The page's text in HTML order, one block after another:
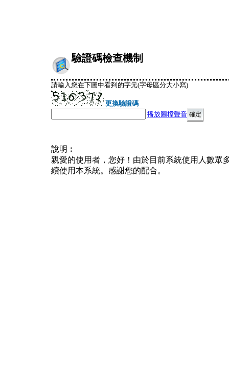
驗證碼檢查機制
請輸入您在下圖中看到的字元(字母區分大小寫)
更換驗證碼
播放圖檔聲音
說明︰
親愛的使用者，您好！由於目前系統使用人數眾
續使用本系統。感謝您的配合。